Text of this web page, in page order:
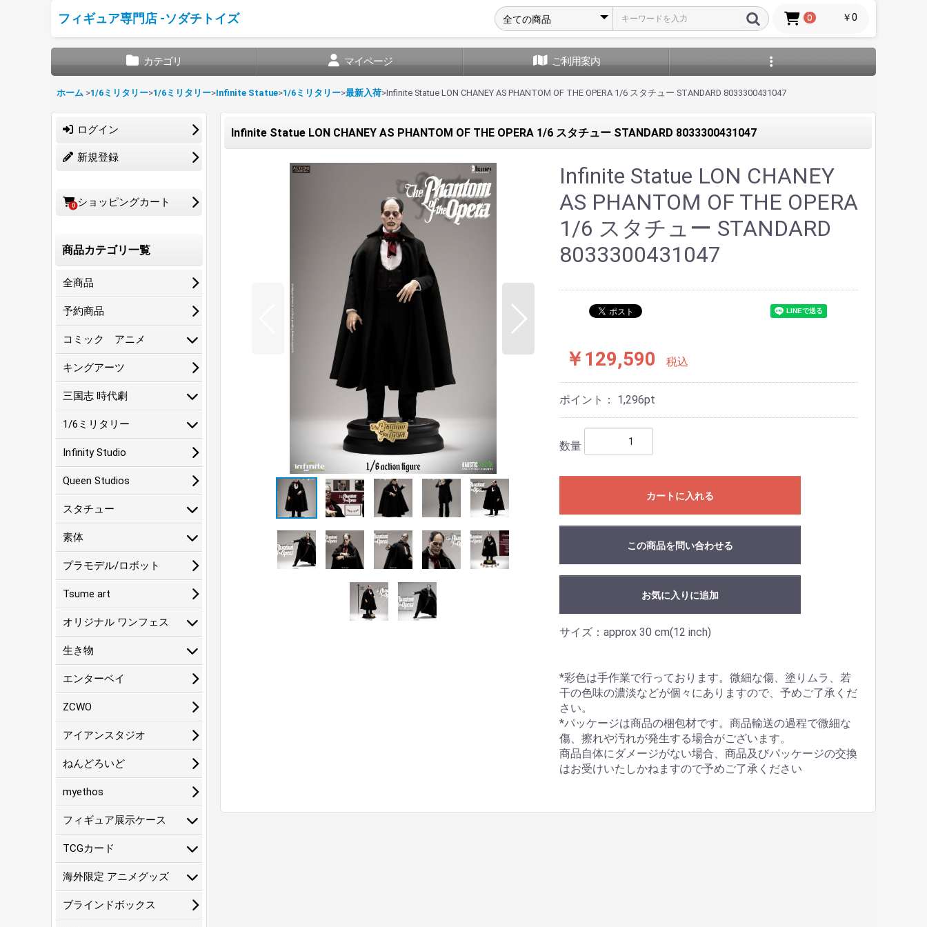
フィギュア専門店 -ソダチトイズ 0 ￥0
カテゴリ マイページ ご利用案内
ホーム >1/6ミリタリー>1/6ミリタリー>Infinite Statue>1/6ミリタリー>最新入荷>Infinite Statue LON CHANEY AS PHANTOM OF THE OPERA 1/6 スタチュー STANDARD 8033300431047
ログイン
新規登録
0 ショッピングカート
商品カテゴリ一覧
全商品
予約商品
コミック アニメ
キングアーツ
三国志 時代劇
1/6ミリタリー
Infinity Studio
Queen Studios
スタチュー
素体
プラモデル/ロボット
Tsume art
オリジナル ワンフェス
生き物
エンターベイ
ZCWO
アイアンスタジオ
ねんどろいど
myethos
フィギュア展示ケース
TCGカード
海外限定 アニメグッズ
ブラインドボックス
Infinite Statue LON CHANEY AS PHANTOM OF THE OPERA 1/6 スタチュー STANDARD 8033300431047
Infinite Statue LON CHANEY
AS PHANTOM OF THE OPERA
1/6 スタチュー STANDARD
8033300431047
￥129,590 税込
ポイント： 1,296pt
数量
カートに入れる
この商品を問い合わせる
お気に入りに追加
サイズ：approx 30 cm(12 inch)
*彩色は手作業で行っております。微細な傷、塗りムラ、若
干の色味の濃淡などが個々にありますので、予めご了承くだ
さい。
*パッケージは商品の梱包材です。商品輸送の過程で微細な
傷、擦れや汚れが発生する場合がございます。
商品自体にダメージがない場合、商品及びパッケージの交換
はお受けいたしかねますので予めご了承ください